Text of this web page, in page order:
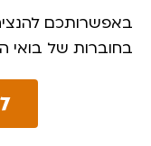
באפשרותכם
בחוברות של בואי